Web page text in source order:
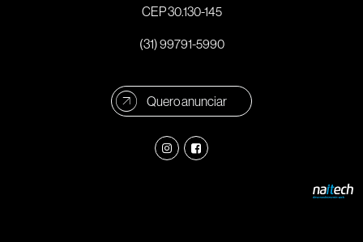
CEP 30.130-145
(31) 99791-5990
Quero anunciar